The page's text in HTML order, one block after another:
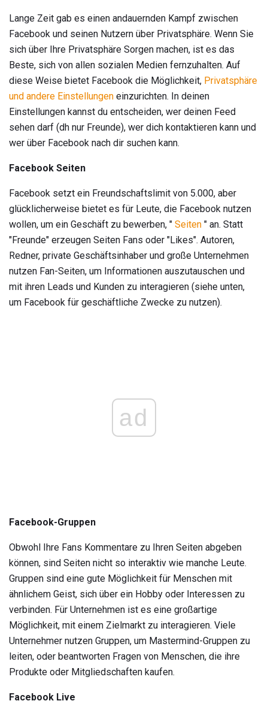
Lange Zeit gab es einen andauernden Kampf zwischen
Facebook und seinen Nutzern über Privatsphäre. Wenn Sie
sich über Ihre Privatsphäre Sorgen machen, ist es das
Beste, sich von allen sozialen Medien fernzuhalten. Auf
diese Weise bietet Facebook die Möglichkeit, Privatsphäre
und andere Einstellungen einzurichten. In deinen
Einstellungen kannst du entscheiden, wer deinen Feed
sehen darf (dh nur Freunde), wer dich kontaktieren kann und
wer über Facebook nach dir suchen kann.
Facebook Seiten
Facebook setzt ein Freundschaftslimit von 5.000, aber
glücklicherweise bietet es für Leute, die Facebook nutzen
wollen, um ein Geschäft zu bewerben, " Seiten " an. Statt
"Freunde" erzeugen Seiten Fans oder "Likes". Autoren,
Redner, private Geschäftsinhaber und große Unternehmen
nutzen Fan-Seiten, um Informationen auszutauschen und
mit ihren Leads und Kunden zu interagieren (siehe unten,
um Facebook für geschäftliche Zwecke zu nutzen).
ad
Facebook-Gruppen
Obwohl Ihre Fans Kommentare zu Ihren Seiten abgeben
können, sind Seiten nicht so interaktiv wie manche Leute.
Gruppen sind eine gute Möglichkeit für Menschen mit
ähnlichem Geist, sich über ein Hobby oder Interessen zu
verbinden. Für Unternehmen ist es eine großartige
Möglichkeit, mit einem Zielmarkt zu interagieren. Viele
Unternehmer nutzen Gruppen, um Mastermind-Gruppen zu
leiten, oder beantworten Fragen von Menschen, die ihre
Produkte oder Mitgliedschaften kaufen.
Facebook Live